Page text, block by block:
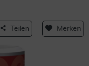
Teilen Merken